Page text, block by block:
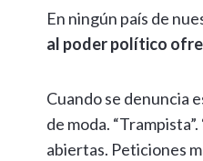
En ningún país de
al poder político
Cuando se denuncia
de moda.
abiertas. Peticiones